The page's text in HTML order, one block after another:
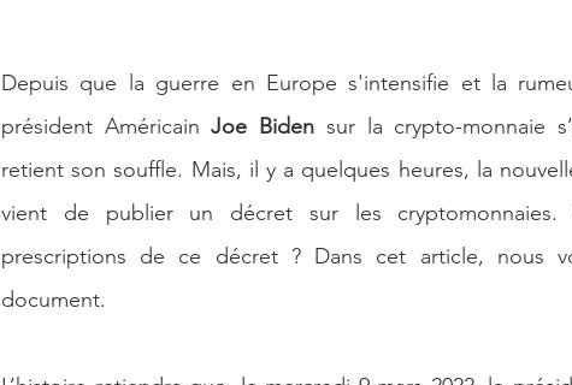
Depuis que la guerre en Europe s'intensifie et la
président Américain Joe Biden sur la crypto-monnaie
retient son souffle. Mais, il y a quelques heures, la
vient de publier un décret sur les
prescriptions de ce décret ? Dans cet article, nous
document.